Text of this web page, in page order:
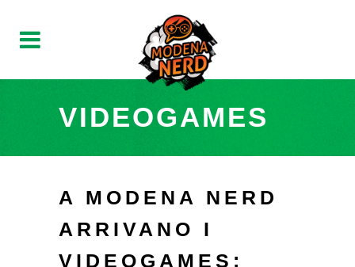
VIDEOGAMES
A MODENA NERD
ARRIVANO I
VIDEOGAMES: